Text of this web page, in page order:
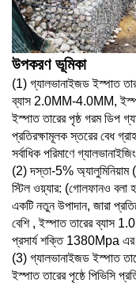
উপকরণ ভূমিকা
(1) গ্যালভানাইজড ইস্পাত
ব্যাস 2.0MM-4.0MM,
ইস্পাত তারের পৃষ্ঠ গরম ডিপ
প্রতিরক্ষামূলক স্তরের বেধ
সর্বাধিক পরিমাণে
(2) দস্তা-5% অ্যালুমিনিয়াম
স্টিল ওয়্যার: (গোলফানও বলা
একটি নতুন উপাদান, জারা
বেশি , ইস্পাত তারের ব্যাস
প্রসার্য শক্তি 1380Mpa
(3) গ্যালভানাইজড ইস্পাত
ইস্পাত তারের পৃষ্ঠে পিভিসি